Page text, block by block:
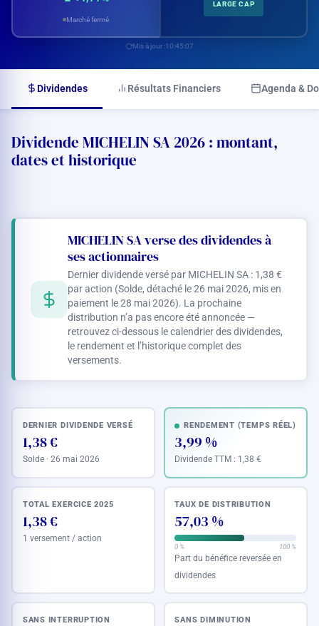
Marché fermé
LARGE CAP
Mis à jour :10:45:07
Dividendes Résultats Financiers Agenda &
Dividende MICHELIN SA 2026 : montant,
dates et historique
MICHELIN SA verse des dividendes à
ses actionnaires
Dernier dividende versé par MICHELIN SA : 1,38 €
par action (Solde, détaché le 26 mai 2026, mis en
paiement le 28 mai 2026). La prochaine
distribution n’a pas encore été annoncée —
retrouvez ci-dessous le calendrier des dividendes,
le rendement et l’historique complet des
versements.
DERNIER DIVIDENDE VERSÉ
1,38 €
Solde · 26 mai 2026
RENDEMENT (TEMPS RÉEL)
3,99 %
Dividende TTM : 1,38 €
TOTAL EXERCICE 2025
1,38 €
1 versement / action
TAUX DE DISTRIBUTION
57,03 %
0 % 100 %
Part du bénéfice reversée en
dividendes
SANS INTERRUPTION SANS DIMINUTION